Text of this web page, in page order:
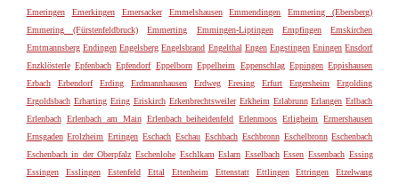
Emeringen
Emerkingen Emersacker Emmelshausen Emmendingen
Emmering (Ebersberg)
Emmering (Fürstenfeldbruck)
Emmerting Emmingen-Liptingen Empfingen
Emskirchen
Emtmannsberg Endingen Engelsberg Engelsbrand Engelthal Engen Engstingen Eningen Ensdorf
Enzklösterle Epfenbach Epfendorf Eppelborn Eppelheim Eppenschlag Eppingen Eppishausen
Erbach
Erbendorf Erding Erdmannhausen Erdweg Eresing Erfurt Ergersheim
Ergolding
Ergoldsbach Erharting Ering Eriskirch Erkenbrechtsweiler Erkheim Erlabrunn Erlangen Erlbach
Erlenbach Erlenbach am Main Erlenbach beiheidenfeld Erlenmoos Erligheim
Ermershausen
Ernsgaden Erolzheim Ertingen Eschach Eschau Eschbach Eschbronn Eschelbronn Eschenbach
Eschenbach in der Oberpfalz Eschenlohe Eschlkam Eslarn Esselbach Essen Essenbach Essing
Essingen
Esslingen Estenfeld Ettal Ettenheim Ettenstatt Ettlingen Ettringen
Etzelwang